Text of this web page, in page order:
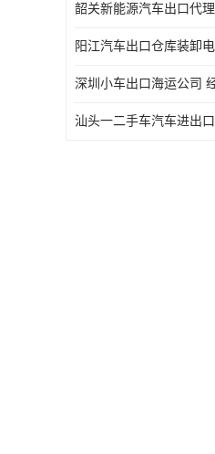
韶关新能源汽车出口代理
汕头一二手车汽车进出口